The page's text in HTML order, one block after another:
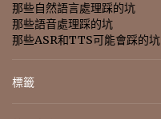
那些自然語言處理踩的坑
那些語音處理踩的坑
那些ASR和TTS可能會踩的坑
標籤